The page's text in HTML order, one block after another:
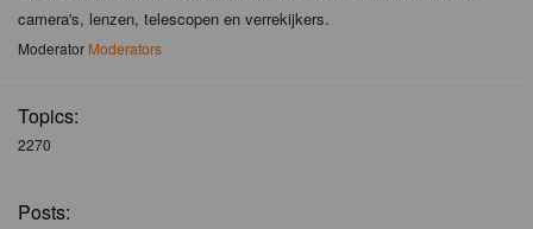
camera's, lenzen, telescopen en verrekijkers.
Moderator Moderators
Topics:
2270
Posts: